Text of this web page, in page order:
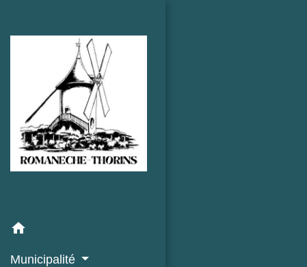
home
Municipalité